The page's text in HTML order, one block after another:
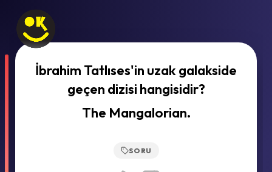
İbrahim Tatlıses'in uzak galakside
geçen dizisi hangisidir?
The Mangalorian.
SORU